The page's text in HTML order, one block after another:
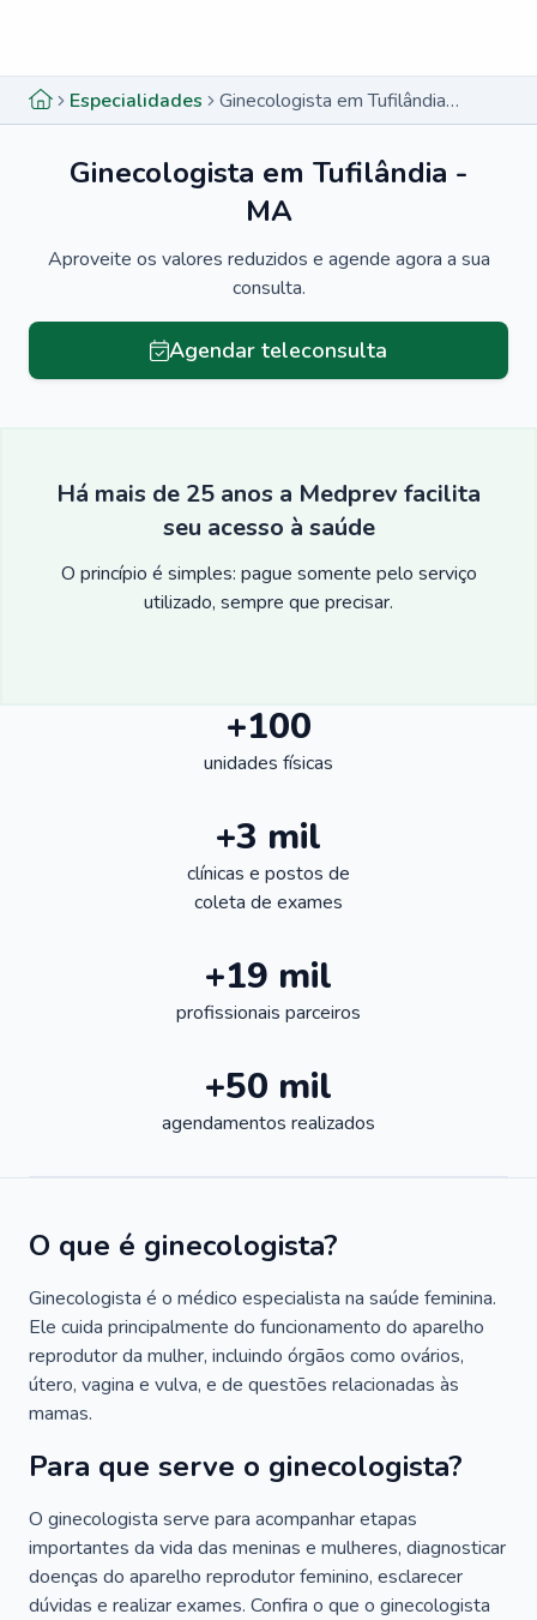
Especialidades Ginecologista em Tufilândia - MA
Ginecologista em Tufilândia -
MA
Aproveite os valores reduzidos e agende agora a sua
consulta.
Agendar teleconsulta
Há mais de 25 anos a Medprev facilita
seu acesso à saúde
O princípio é simples: pague somente pelo serviço
utilizado, sempre que precisar.
+100
unidades físicas
+3 mil
clínicas e postos de
coleta de exames
+19 mil
profissionais parceiros
+50 mil
agendamentos realizados
O que é ginecologista?
Ginecologista é o médico especialista na saúde feminina.
Ele cuida principalmente do funcionamento do aparelho
reprodutor da mulher, incluindo órgãos como ovários,
útero, vagina e vulva, e de questões relacionadas às
mamas.
Para que serve o ginecologista?
O ginecologista serve para acompanhar etapas
importantes da vida das meninas e mulheres, diagnosticar
doenças do aparelho reprodutor feminino, esclarecer
dúvidas e realizar exames. Confira o que o ginecologista